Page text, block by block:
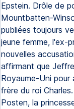
Epstein. Drôle de
Mountbatten-
publiées toujours
jeune femme, l'ex-
nouvelles
affirmant que
Royaume-Uni pour
frère du roi
Posten, la